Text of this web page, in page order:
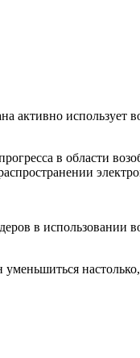
активно использует
в области
в использовании